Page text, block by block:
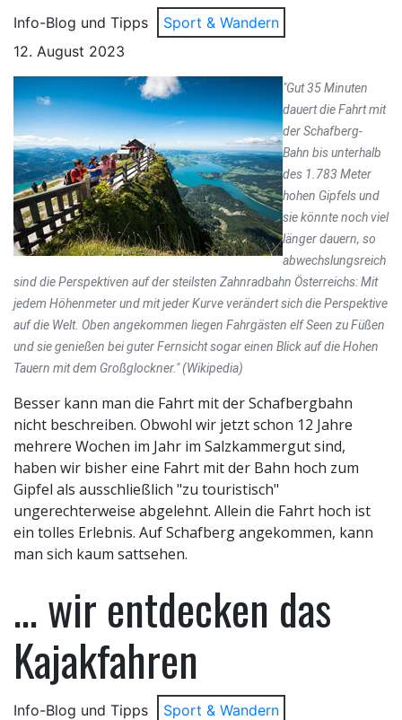
Info-Blog und Tipps
Sport & Wandern
12. August 2023
"Gut 35 Minuten
dauert die Fahrt mit
der Schafberg-
Bahn bis unterhalb
des 1.783 Meter
hohen Gipfels und
sie könnte noch viel
länger dauern, so
abwechslungsreich
sind die Perspektiven auf der steilsten Zahnradbahn Österreichs: Mit
jedem Höhenmeter und mit jeder Kurve verändert sich die Perspektive
auf die Welt. Oben angekommen liegen Fahrgästen elf Seen zu Füßen
und sie genießen bei guter Fernsicht sogar einen Blick auf die Hohen
Tauern mit dem Großglockner." (Wikipedia)
Besser kann man die Fahrt mit der Schafbergbahn
nicht beschreiben. Obwohl wir jetzt schon 12 Jahre
mehrere Wochen im Jahr im Salzkammergut sind,
haben wir bisher eine Fahrt mit der Bahn hoch zum
Gipfel als ausschließlich "zu touristisch"
ungerechterweise abgelehnt. Allein die Fahrt hoch ist
ein tolles Erlebnis. Auf Schafberg angekommen, kann
man sich kaum sattsehen.
... wir entdecken das
Kajakfahren
Info-Blog und Tipps
Sport & Wandern